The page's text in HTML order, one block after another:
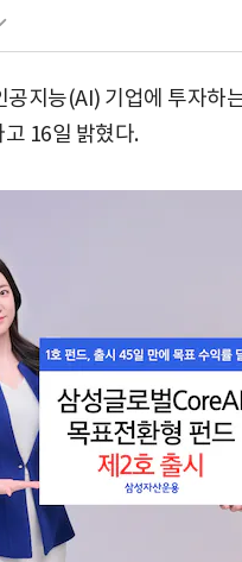
공지능(AI) 기업에 투자하
16일 밝혔다.